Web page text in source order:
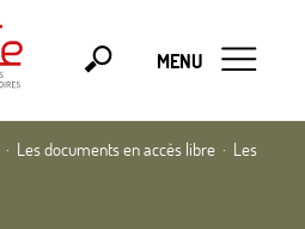
MENU
Les documents en accès libre
Les